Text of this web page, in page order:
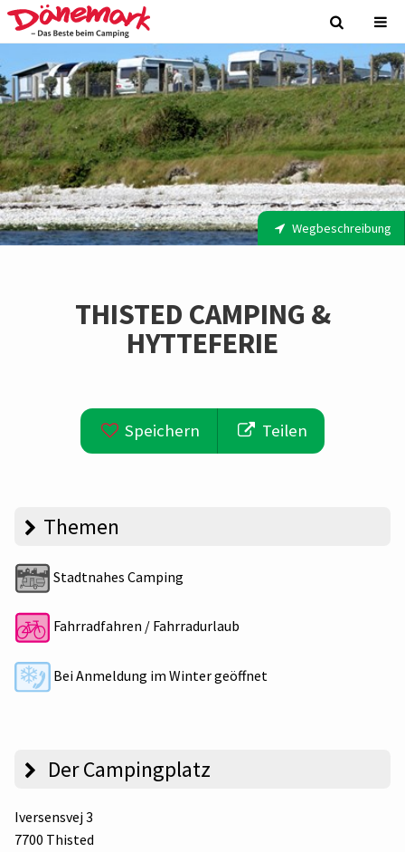
Wegbeschreibung
THISTED CAMPING &
HYTTEFERIE
Speichern Teilen
Themen
Stadtnahes Camping
Fahrradfahren / Fahrradurlaub
Bei Anmeldung im Winter geöffnet
Der Campingplatz
Iversensvej 3
7700 Thisted